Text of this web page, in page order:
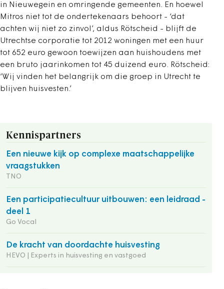
in Nieuwegein en omringende gemeenten. En hoewel
Mitros niet tot de ondertekenaars behoort - ‘dat
achten wij niet zo zinvol’, aldus Rötscheid - blijft de
Utrechtse corporatie tot 2012 woningen met een huur
tot 652 euro gewoon toewijzen aan huishoudens met
een bruto jaarinkomen tot 45 duizend euro. Rötscheid:
‘Wij vinden het belangrijk om die groep in Utrecht te
blijven huisvesten.’
Kennispartners
Een nieuwe kijk op complexe maatschappelijke
vraagstukken
TNO
Een participatiecultuur uitbouwen: een leidraad -
deel 1
Go Vocal
De kracht van doordachte huisvesting
HEVO | Experts in huisvesting en vastgoed